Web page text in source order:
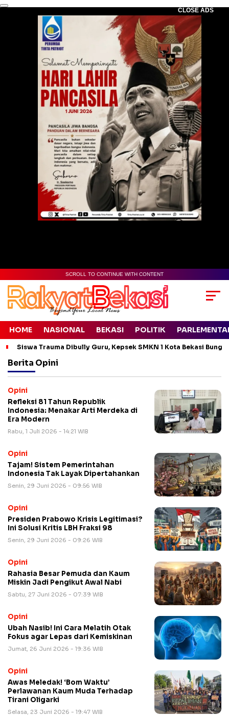
CLOSE ADS
SCROLL TO CONTINUE WITH CONTENT
HOME NASIONAL BEKASI POLITIK
Siswa Trauma Dibully Guru, Kepsek SMKN 1 Kota Bekasi
Berita Opini
Opini
​Refleksi 81 Tahun Republik
Indonesia: Menakar Arti Merdeka di
Era Modern
Rabu, 1 Juli 2026 - 14:21 WIB
Opini
Tajam! Sistem Pemerintahan
Indonesia Tak Layak Dipertahankan
Senin, 29 Juni 2026 - 09:56 WIB
Opini
Presiden Prabowo Krisis Legitimasi?
Ini Solusi Kritis LBH Fraksi 98
Senin, 29 Juni 2026 - 09:26 WIB
Opini
Rahasia Besar Pemuda dan Kaum
Miskin Jadi Pengikut Awal Nabi
Sabtu, 27 Juni 2026 - 07:39 WIB
Opini
Ubah Nasib! Ini Cara Melatih Otak
Fokus agar Lepas dari Kemiskinan
Jumat, 26 Juni 2026 - 19:36 WIB
Opini
​Awas Meledak! ‘Bom Waktu’
Perlawanan Kaum Muda Terhadap
Tirani Oligarki
Selasa, 23 Juni 2026 - 19:47 WIB